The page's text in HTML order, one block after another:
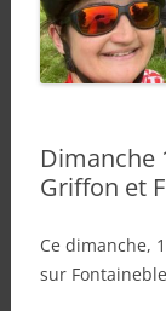
Dimanche
Griffon et
Ce dimanche,
sur